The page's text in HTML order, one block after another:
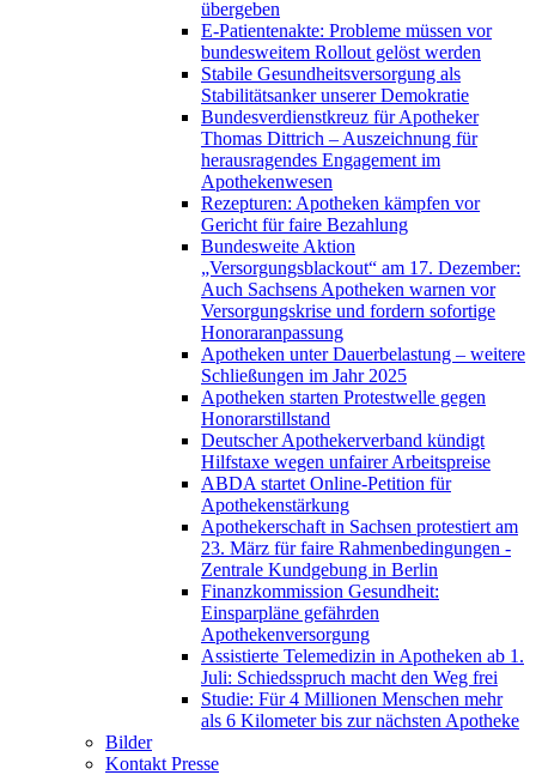
übergeben
E-Patientenakte: Probleme müssen vor
bundesweitem Rollout gelöst werden
Stabile Gesundheitsversorgung als
Stabilitätsanker unserer Demokratie
Bundesverdienstkreuz für Apotheker
Thomas Dittrich – Auszeichnung für
herausragendes Engagement im
Apothekenwesen
Rezepturen: Apotheken kämpfen vor
Gericht für faire Bezahlung
Bundesweite Aktion
„Versorgungsblackout“ am 17. Dezember:
Auch Sachsens Apotheken warnen vor
Versorgungskrise und fordern sofortige
Honoraranpassung
Apotheken unter Dauerbelastung – weitere
Schließungen im Jahr 2025
Apotheken starten Protestwelle gegen
Honorarstillstand
Deutscher Apothekerverband kündigt
Hilfstaxe wegen unfairer Arbeitspreise
ABDA startet Online-Petition für
Apothekenstärkung
Apothekerschaft in Sachsen protestiert am
23. März für faire Rahmenbedingungen -
Zentrale Kundgebung in Berlin
Finanzkommission Gesundheit:
Einsparpläne gefährden
Apothekenversorgung
Assistierte Telemedizin in Apotheken ab 1.
Juli: Schiedsspruch macht den Weg frei
Studie: Für 4 Millionen Menschen mehr
als 6 Kilometer bis zur nächsten Apotheke
Bilder
Kontakt Presse